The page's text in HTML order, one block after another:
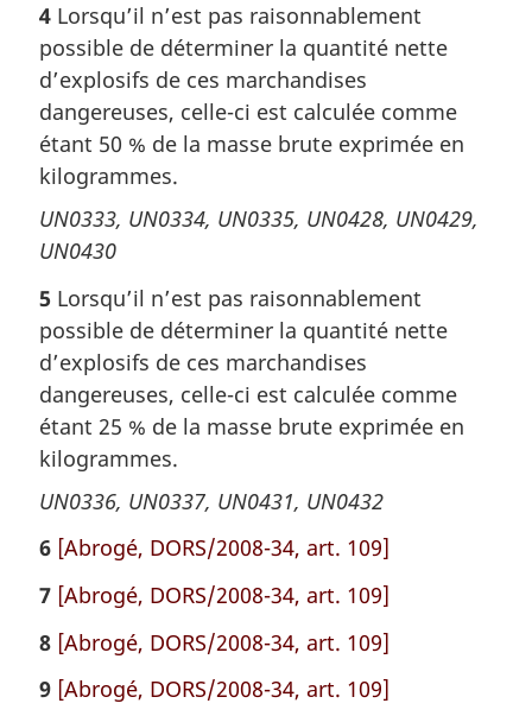
4 Lorsqu’il n’est pas raisonnablement
possible de déterminer la quantité nette
d’explosifs de ces marchandises
dangereuses, celle-ci est calculée comme
étant 50 % de la masse brute exprimée en
kilogrammes.
UN0333, UN0334, UN0335, UN0428, UN0429,
UN0430
5 Lorsqu’il n’est pas raisonnablement
possible de déterminer la quantité nette
d’explosifs de ces marchandises
dangereuses, celle-ci est calculée comme
étant 25 % de la masse brute exprimée en
kilogrammes.
UN0336, UN0337, UN0431, UN0432
6 [Abrogé, DORS/2008-34, art. 109]
7 [Abrogé, DORS/2008-34, art. 109]
8 [Abrogé, DORS/2008-34, art. 109]
9 [Abrogé, DORS/2008-34, art. 109]